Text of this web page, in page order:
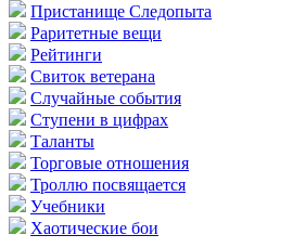
Пристанище Следопыта
Раритетные вещи
Рейтинги
Свиток ветерана
Случайные события
Ступени в цифрах
Таланты
Торговые отношения
Троллю посвящается
Учебники
Хаотические бои